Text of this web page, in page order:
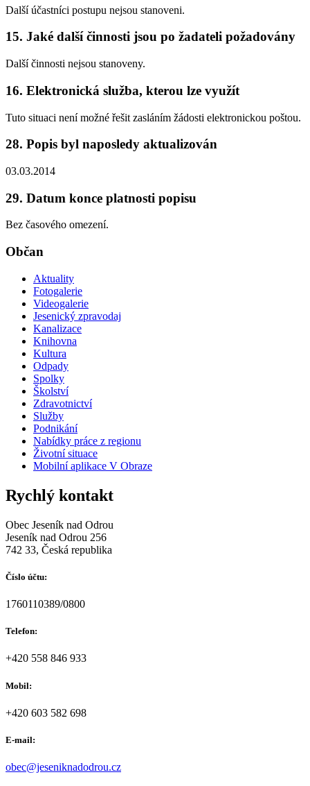
Další účastníci postupu nejsou stanoveni.
15. Jaké další činnosti jsou po žadateli požadovány
Další činnosti nejsou stanoveny.
16. Elektronická služba, kterou lze využít
Tuto situaci není možné řešit zasláním žádosti elektronickou poštou.
28. Popis byl naposledy aktualizován
03.03.2014
29. Datum konce platnosti popisu
Bez časového omezení.
Občan
Aktuality
Fotogalerie
Videogalerie
Jesenický zpravodaj
Kanalizace
Knihovna
Kultura
Odpady
Spolky
Školství
Zdravotnictví
Služby
Podnikání
Nabídky práce z regionu
Životní situace
Mobilní aplikace V Obraze
Rychlý kontakt
Obec Jeseník nad Odrou
Jeseník nad Odrou 256
742 33, Česká republika
Číslo účtu:
1760110389/0800
Telefon:
+420 558 846 933
Mobil:
+420 603 582 698
E-mail:
obec@jeseniknadodrou.cz